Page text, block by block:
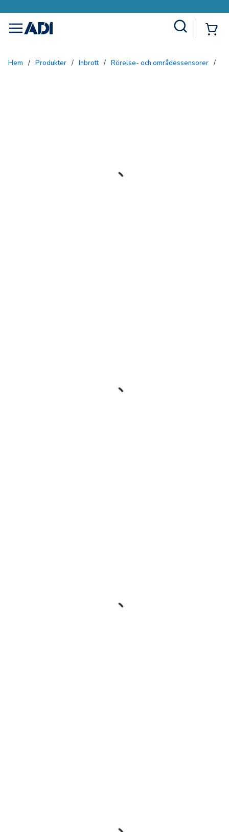
menu
Hem / Produkter / Inbrott / Rörelse- och områdessensorer /